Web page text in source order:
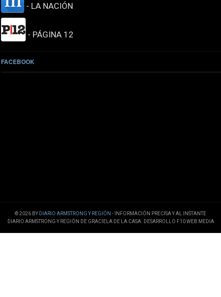
- LA NACIÓN
- PÁGINA 12
FACEBOOK
© 2026 BY DIARIO ARMSTRONG Y REGIÓN - INFORMACIÓN PRECISA Y AL INSTANTE
DIARIO ARMSTRONG Y REGIÓN DE GRACIELA DE LA CASA. DESARROLLO F10 WEB MEDIA